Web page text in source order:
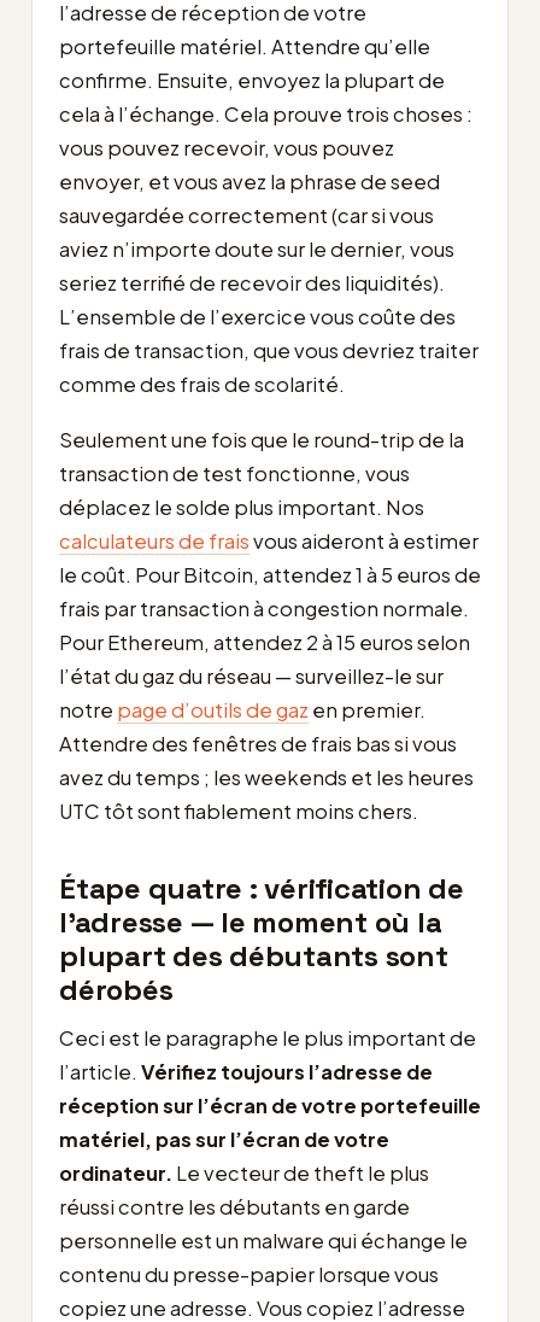
l’adresse de réception de votre
portefeuille matériel. Attendre qu’elle
confirme. Ensuite, envoyez la plupart de
cela à l’échange. Cela prouve trois choses :
vous pouvez recevoir, vous pouvez
envoyer, et vous avez la phrase de seed
sauvegardée correctement (car si vous
aviez n’importe doute sur le dernier, vous
seriez terrifié de recevoir des liquidités).
L’ensemble de l’exercice vous coûte des
frais de transaction, que vous devriez traiter
comme des frais de scolarité.
Seulement une fois que le round-trip de la
transaction de test fonctionne, vous
déplacez le solde plus important. Nos
calculateurs de fraisvous aideront à estimer
le coût. Pour Bitcoin, attendez 1 à 5 euros de
frais par transaction à congestion normale.
Pour Ethereum, attendez 2 à 15 euros selon
l’état du gaz du réseau — surveillez-le sur
notre page d’outils de gaz en premier.
Attendre des fenêtres de frais bas si vous
avez du temps ; les weekends et les heures
UTC tôt sont fiablement moins chers.
Étape quatre : vérification de
l’adresse — le moment où la
plupart des débutants sont
dérobés
Ceci est le paragraphe le plus important de
l’article. Vérifiez toujours l’adresse de
réception sur l’écran de votre portefeuille
matériel, pas sur l’écran de votre
ordinateur. Le vecteur de theft le plus
réussi contre les débutants en garde
personnelle est un malware qui échange le
contenu du presse-papier lorsque vous
copiez une adresse. Vous copiez l’adresse